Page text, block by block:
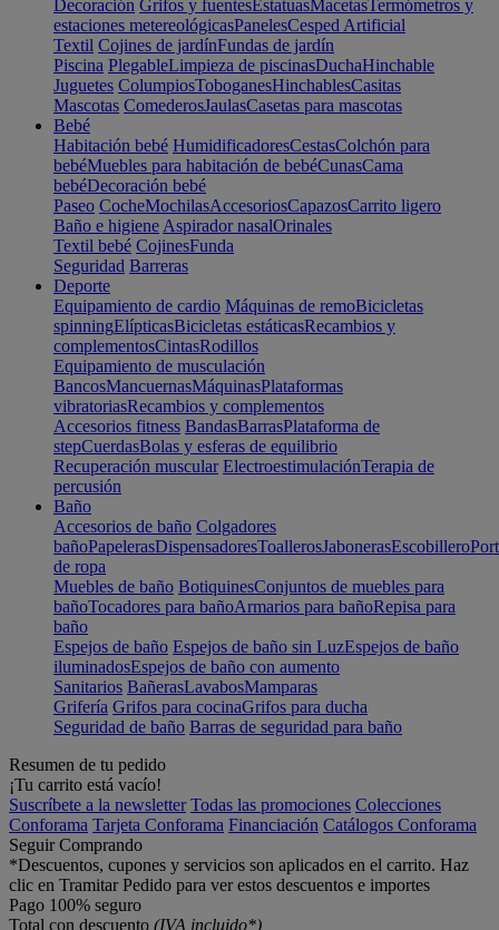
Decoración Grifos y fuentesEstatuasMacetasTermómetros y
estaciones metereológicasPanelesCesped Artificial
Textil Cojines de jardínFundas de jardín
Piscina PlegableLimpieza de piscinasDuchaHinchable
Juguetes ColumpiosToboganesHinchablesCasitas
Mascotas ComederosJaulasCasetas para mascotas
Bebé
Habitación bebé HumidificadoresCestasColchón para
bebéMuebles para habitación de bebéCunasCama
bebéDecoración bebé
Paseo CocheMochilasAccesoriosCapazosCarrito ligero
Baño e higiene Aspirador nasalOrinales
Textil bebé CojinesFunda
Seguridad Barreras
Deporte
Equipamiento de cardio Máquinas de remoBicicletas
spinningElípticasBicicletas estáticasRecambios y
complementosCintasRodillos
Equipamiento de musculación
BancosMancuernasMáquinasPlataformas
vibratoriasRecambios y complementos
Accesorios fitness BandasBarrasPlataforma de
stepCuerdasBolas y esferas de equilibrio
Recuperación muscular ElectroestimulaciónTerapia de
percusión
Baño
Accesorios de baño Colgadores
bañoPapelerasDispensadoresToallerosJabonerasEscobillero
de ropa
Muebles de baño BotiquinesConjuntos de muebles para
bañoTocadores para bañoArmarios para bañoRepisa para
baño
Espejos de baño Espejos de baño sin LuzEspejos de baño
iluminadosEspejos de baño con aumento
Sanitarios BañerasLavabosMamparas
Grifería Grifos para cocinaGrifos para ducha
Seguridad de baño Barras de seguridad para baño
Resumen de tu pedido
¡Tu carrito está vacío!
Suscríbete a la newsletter Todas las promociones Colecciones
Conforama Tarjeta Conforama Financiación Catálogos Conforama
Seguir Comprando
*Descuentos, cupones y servicios son aplicados en el carrito. Haz
clic en Tramitar Pedido para ver estos descuentos e importes
Pago 100% seguro
Total con descuento (IVA incluido*)